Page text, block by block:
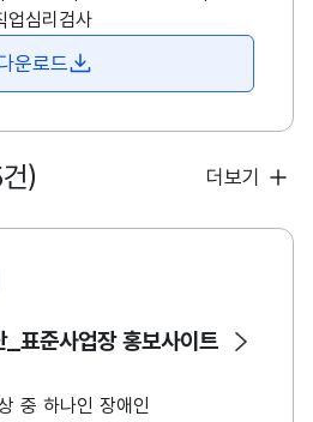
리검사 중 구직자 스스로
확인할 수 있는 검사들을
사 리스트: 자기개념검사/
업기능스크리닝검사/KEAD
애인 구직준비도검사/
사/장애인용 중장년
업심리검사
운로드
) 더보기
_표준사업장 홍보사이트
중 하나인 장애인